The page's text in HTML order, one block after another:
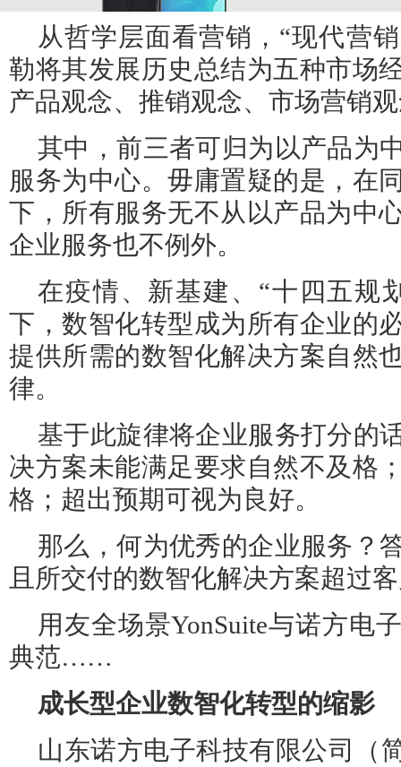
从哲学层面看营销，“现代营
勒将其发展历史总结为五种市场
产品观念、推销观念、市场营销
其中，前三者可归为以产品为
服务为中心。毋庸置疑的是，在
下，所有服务无不从以产品为中
企业服务也不例外。
在疫情、新基建、“十四五规
下，数智化转型成为所有企业的
提供所需的数智化解决方案自然
律。
基于此旋律将企业服务打分的
决方案未能满足要求自然不及格
格；超出预期可视为良好。
那么，何为优秀的企业服务？
且所交付的数智化解决方案超过
用友全场景YonSuite与诺方电
典范……
成长型企业数智化转型的缩影
山东诺方电子科技有限公司（